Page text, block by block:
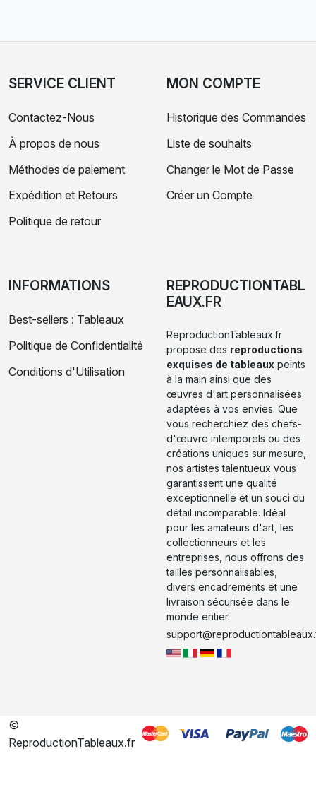
SERVICE CLIENT
Contactez-Nous
À propos de nous
Méthodes de paiement
Expédition et Retours
Politique de retour
MON COMPTE
Historique des Commandes
Liste de souhaits
Changer le Mot de Passe
Créer un Compte
INFORMATIONS
Best-sellers : Tableaux
Politique de Confidentialité
Conditions d'Utilisation
REPRODUCTIONTABL
EAUX.FR
ReproductionTableaux.fr
propose des reproductions
exquises de tableaux peints
à la main ainsi que des
œuvres d'art personnalisées
adaptées à vos envies. Que
vous recherchiez des chefs-
d'œuvre intemporels ou des
créations uniques sur mesure,
nos artistes talentueux vous
garantissent une qualité
exceptionnelle et un souci du
détail incomparable. Idéal
pour les amateurs d'art, les
collectionneurs et les
entreprises, nous offrons des
tailles personnalisables,
divers encadrements et une
livraison sécurisée dans le
monde entier.
©
ReproductionTableaux.fr